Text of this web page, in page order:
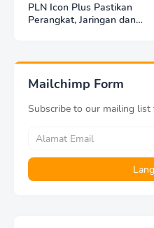
PLN Icon Plus Pastikan
Perangkat, Jaringan dan
Mailchimp Form
Subscribe to our mailing